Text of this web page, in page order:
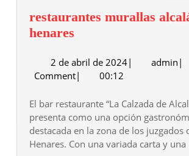
restaurantes murallas
henares
alcalá
de
2 de abril de 20242
de
2024
| admin |
Comment| 00:12
El bar restaurante “La Calzada de
presenta como una opción
destacada en la zona de los juzgados
Henares. Con una variada carta y una